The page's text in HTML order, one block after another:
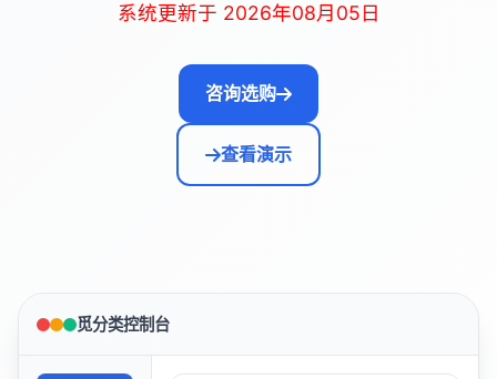
系统更新于 2026年08月05日
咨询选购
查看演示
觅分类控制台